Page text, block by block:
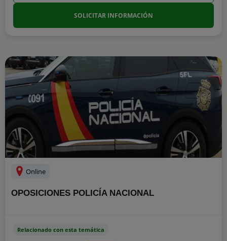
SOLICITAR INFORMACIÓN
Online
OPOSICIONES POLICÍA NACIONAL
Relacionado con esta temática